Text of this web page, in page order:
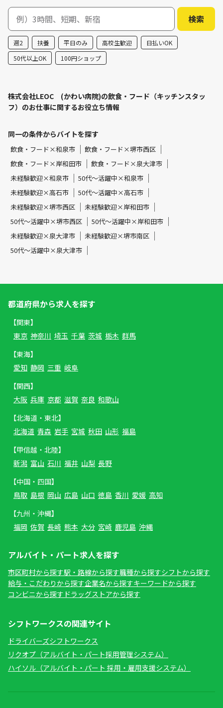
週2 扶養 平日のみ 高校生歓迎
日払いOK
50代以上OK
100円ショップ
株式会社LEOC (かわい病院)の飲食・フード（キッチンスタッ
フ）のお仕事に関するお役立ち情報
同一の条件からバイトを探す
飲食・フード×和泉市
飲食・フード×堺市西区
飲食・フード×岸和田市
飲食・フード×泉大津市
未経験歓迎×和泉市
50代～活躍中×和泉市
未経験歓迎×高石市
50代～活躍中×高石市
未経験歓迎×堺市西区
未経験歓迎×岸和田市
50代～活躍中×堺市西区
50代～活躍中×岸和田市
未経験歓迎×泉大津市
未経験歓迎×堺市南区
50代～活躍中×泉大津市
都道府県から求人を探す
【関東】
東京 神奈川 埼玉 千葉 茨城 栃木 群馬
【東海】
愛知 静岡 三重 岐阜
【関西】
大阪 兵庫 京都 滋賀 奈良 和歌山
【北海道・東北】
北海道 青森 岩手 宮城 秋田 山形 福島
【甲信越・北陸】
新潟 富山 石川 福井 山梨 長野
【中国・四国】
鳥取 島根 岡山 広島 山口 徳島 香川 愛媛 高知
【九州・沖縄】
福岡 佐賀 長崎 熊本 大分 宮崎 鹿児島 沖縄
アルバイト・パート求人を探す
市区町村から探す駅・路線から探す職種から探すシフトから探す
給与・こだわりから探す企業名から探すキーワードから探す
コンビニから探す ドラッグストアから探す
シフトワークスの関連サイト
ドライバーズシフトワークス
リクオプ（アルバイト・パート採用管理システム）
ハイソル（アルバイト・パート 採用・雇用支援システム）